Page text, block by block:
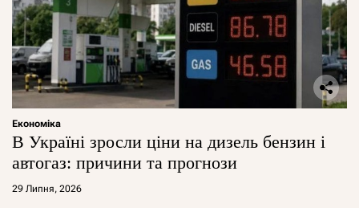
Економіка
В Україні зросли ціни на дизель бензин і
автогаз: причини та прогнози
29 Липня, 2026